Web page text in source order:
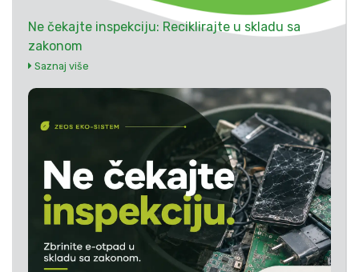
Ne čekajte inspekciju: Reciklirajte u skladu sa
zakonom
Saznaj više